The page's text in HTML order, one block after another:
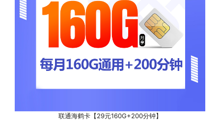
联通海鹤卡【29元160G+200分钟】